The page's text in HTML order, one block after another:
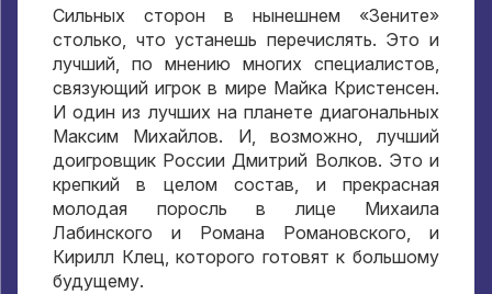
Сильных сторон в нынешнем «Зените»
столько, что устанешь перечислять. Это и
лучший, по мнению многих специалистов,
связующий игрок в мире Майка Кристенсен.
И один из лучших на планете диагональных
Максим Михайлов. И, возможно, лучший
доигровщик России Дмитрий Волков. Это и
крепкий в целом состав, и прекрасная
молодая поросль в лице Михаила
Лабинского и Романа Романовского, и
Кирилл Клец, которого готовят к большому
будущему.